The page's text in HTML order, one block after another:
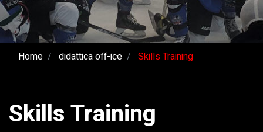
Home didattica off-ice Skills Training
Skills Training